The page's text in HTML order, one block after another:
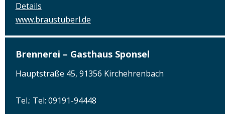
Details
www.braustuberl.de
Brennerei – Gasthaus Sponsel
Hauptstraße 45, 91356 Kirchehrenbach
Tel.: Tel: 09191-94448